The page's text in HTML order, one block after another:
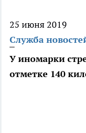
25 июня 2019
Служба
У иномарки
отметке 140